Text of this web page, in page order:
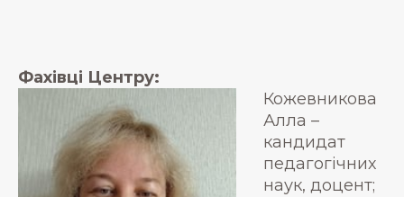
Фахівці Центру:
Кожевникова
Алла –
кандидат
педагогічних
наук, доцент;